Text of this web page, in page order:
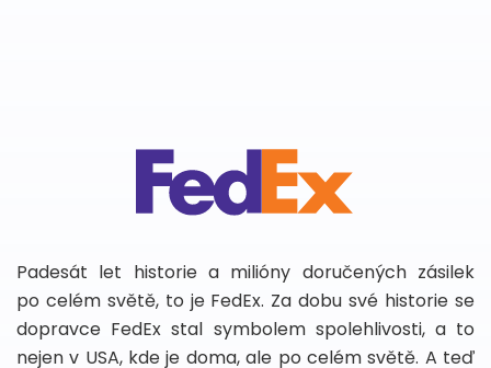
Padesát let historie a milióny doručených zásilek
po celém světě, to je FedEx. Za dobu své historie se
dopravce FedEx stal symbolem spolehlivosti, a to
nejen v USA, kde je doma, ale po celém světě. A teď